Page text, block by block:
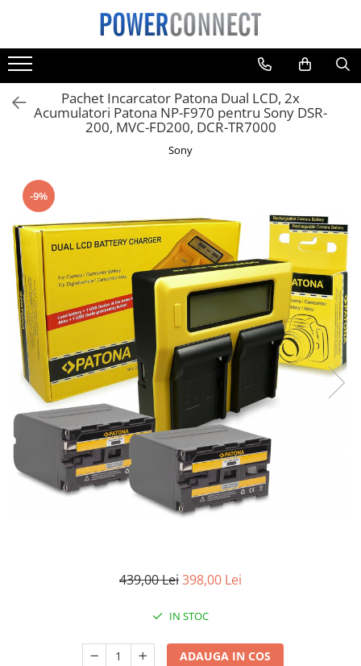
Toate Produsele
Sisteme filtrare apa
Sisteme filtrare apa
Aparate foto
Camere video
Telefoane mobile
Aspiratoare
Diverse
Adaptoare
Boxe portabile
Console
Gripuri
Laptop
POS/Scanere coduri de bare
Scule electrice
Smartwatch
Pachet Incarcator Patona Dual LCD, 2x
Acumulatori Patona NP-F970 pentru Sony DSR-
200, MVC-FD200, DCR-TR7000
Sony
-9%
439,00 Lei398,00 Lei
IN STOC
ADAUGA IN COS